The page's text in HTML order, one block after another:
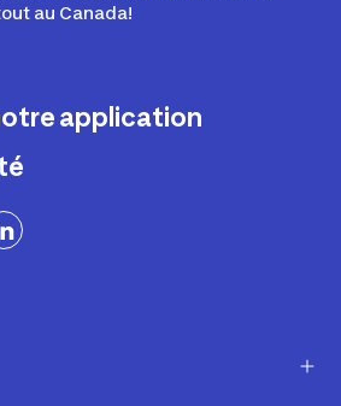
au Canada!
application